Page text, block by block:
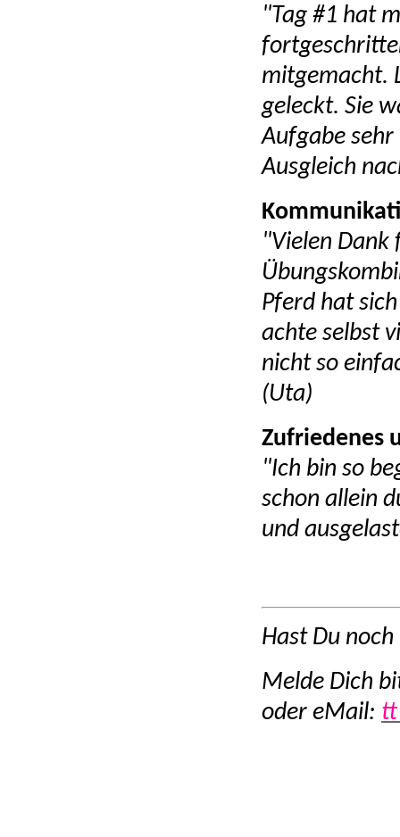
"Tag #1 hat
mitgemacht.
geleckt. Sie
Aufgabe
Ausgleich
"Vielen
Pferd hat
achte selbst
nicht so
(Uta)
Zufriedenes
"Ich bin so
schon allein
und
Hast Du noch
Melde Dich
oder eMail: